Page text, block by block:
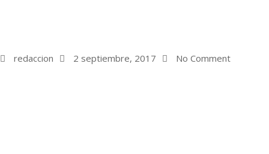
redaccion 2 septiembre, 2017 No Comment